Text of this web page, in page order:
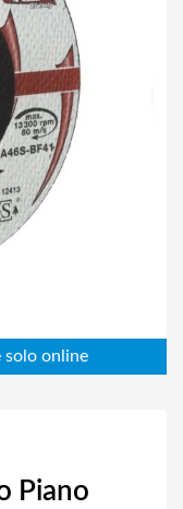
Piano